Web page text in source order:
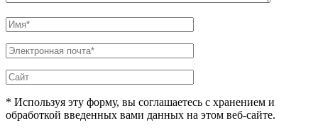
* Используя эту форму, вы соглашаетесь с хранением и
обработкой введенных вами данных на этом веб-сайте.